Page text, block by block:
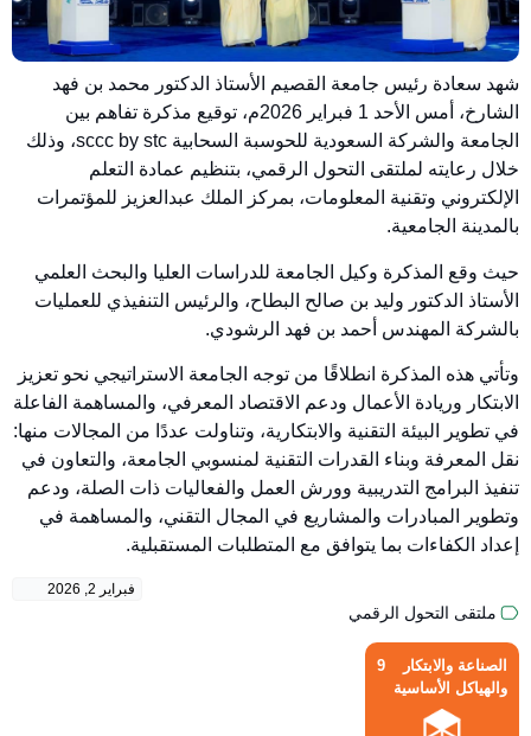
شهد سعادة رئيس جامعة القصيم الأستاذ الدكتور محمد بن فهد
الشارخ، أمس الأحد 1 فبراير 2026م، توقيع مذكرة تفاهم بين
الجامعة والشركة السعودية للحوسبة السحابية sccc by stc، وذلك
خلال رعايته لملتقى التحول الرقمي، بتنظيم عمادة التعلم
الإلكتروني وتقنية المعلومات، بمركز الملك عبدالعزيز للمؤتمرات
بالمدينة الجامعية.
حيث وقع المذكرة وكيل الجامعة للدراسات العليا والبحث العلمي
الأستاذ الدكتور وليد بن صالح البطاح، والرئيس التنفيذي للعمليات
بالشركة المهندس أحمد بن فهد الرشودي.
وتأتي هذه المذكرة انطلاقًا من توجه الجامعة الاستراتيجي نحو تعزيز
الابتكار وريادة الأعمال ودعم الاقتصاد المعرفي، والمساهمة الفاعلة
في تطوير البيئة التقنية والابتكارية، وتناولت عددًا من المجالات منها:
نقل المعرفة وبناء القدرات التقنية لمنسوبي الجامعة، والتعاون في
تنفيذ البرامج التدريبية وورش العمل والفعاليات ذات الصلة، ودعم
وتطوير المبادرات والمشاريع في المجال التقني، والمساهمة في
إعداد الكفاءات بما يتوافق مع المتطلبات المستقبلية.
فبراير 2, 2026
ملتقى التحول الرقمي
الصناعة والابتكار
والهياكل الأساسية
9